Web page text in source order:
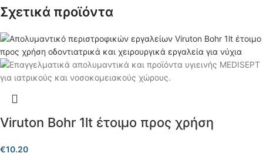
Σχετικά προϊόντα
Viruton Bohr 1lt έτοιμο προς χρήση
€10.20